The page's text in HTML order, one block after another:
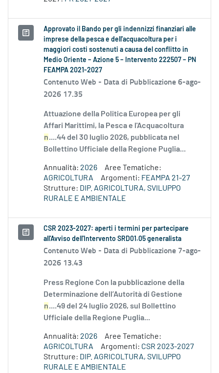
Approvato il Bando per gli indennizzi finanziari alle
imprese della pesca e dell'acquacoltura per i
maggiori costi sostenuti a causa del conflitto in
Medio Oriente – Azione 5 – Intervento 222507 – PN
FEAMPA 2021-2027
Contenuto Web - Data di Pubblicazione 6-ago-
2026 17.35
Attuazione della Politica Europea per gli
Affari Marittimi, la Pesca e l'Acquacoltura
n....44 del 30 luglio 2026, pubblicata nel
Bollettino Ufficiale della Regione Puglia...
Annualità: 2026
Aree Tematiche:
AGRICOLTURA
Argomenti: FEAMPA 21-27
Strutture: DIP. AGRICOLTURA, SVILUPPO
RURALE E AMBIENTALE
CSR 2023-2027: aperti i termini per partecipare
all'Avviso dell'Intervento SRD01.05 generalista
Contenuto Web - Data di Pubblicazione 7-ago-
2026 13.43
Press Regione Con la pubblicazione della
Determinazione dell’Autorità di Gestione
n....49 del 24 luglio 2026, sul Bollettino
Ufficiale della Regione Puglia...
Annualità: 2026
Aree Tematiche:
AGRICOLTURA
Argomenti: CSR 2023-2027
Strutture: DIP. AGRICOLTURA, SVILUPPO
RURALE E AMBIENTALE